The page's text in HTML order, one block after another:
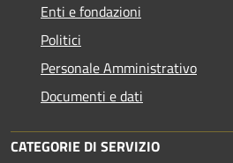
Enti e fondazioni
Politici
Personale Amministrativo
Documenti e dati
CATEGORIE DI SERVIZIO